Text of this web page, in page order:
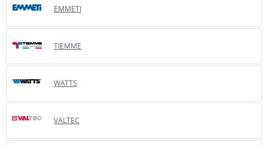
EMMETI
TIEMME
WATTS
VALTEC